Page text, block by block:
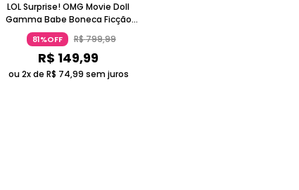
LOL Surprise! OMG Movie Doll
Gamma Babe Boneca Ficção
Científica Roxo Metálico 5-7 Anos
Candide
81%OFF R$799,99
R$ 149,99
ou 2x de R$ 74,99 sem juros